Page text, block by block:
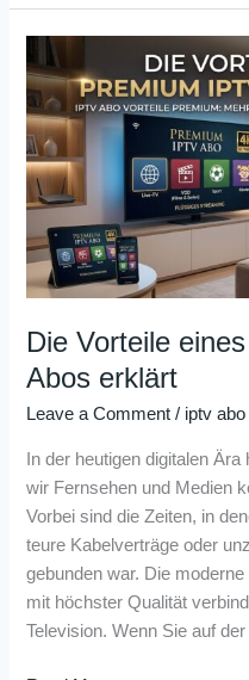
Die Vorteile
Abos erklärt
Leave a Comment / iptv abo
In der heutigen digitalen
wir Fernsehen und Medien
Vorbei sind die Zeiten, in
teure Kabelverträge oder
gebunden war. Die
mit höchster Qualität
Television. Wenn Sie auf der
Die
Vorteile
eines
Premium
IPTV
Abos